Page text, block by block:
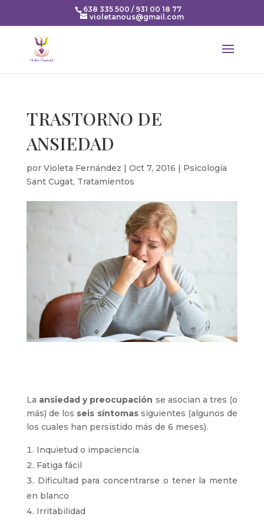
638 335 500 / 931 00 18 77
violetanous@gmail.com
TRASTORNO DE
ANSIEDAD
por Violeta Fernández | Oct 7, 2016 | Psicología
Sant Cugat, Tratamientos
La ansiedad y preocupación se asocian a tres (o
más) de los seis síntomassiguientes (algunos de
los cuales han persistido más de 6 meses).
Inquietud o impaciencia
Fatiga fácil
Dificultad para concentrarse o tener la mente
en blanco
Irritabilidad